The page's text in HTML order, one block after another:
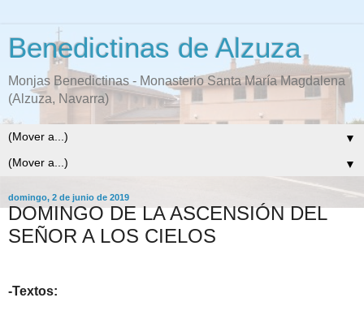
Benedictinas de Alzuza
Monjas Benedictinas - Monasterio Santa María Magdalena
(Alzuza, Navarra)
▼
▼
domingo, 2 de junio de 2019
DOMINGO DE LA ASCENSIÓN DEL
SEÑOR A LOS CIELOS
-Textos: